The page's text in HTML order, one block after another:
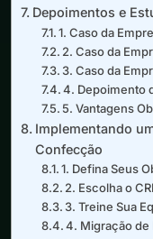
Depoimentos e
1. Caso da
2. Caso da
3. Caso da
4. Depoimento
5. Vantagens
Implementando
Confecção
1. Defina Seus
2. Escolha o
3. Treine Sua
4. Migração de